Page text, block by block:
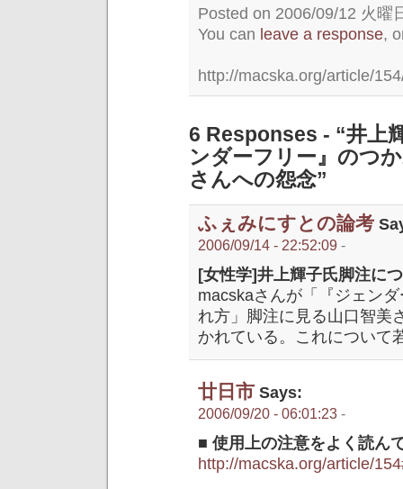
Posted on 2006/09/12 火曜
You can leave a response,
http://macska.org/article/
6 Responses - “井上
ンダーフリー』のつ
さんへの怨念”
ふぇみにすとの論考
2006/09/14 - 22:52:09 -
[女性学]井上輝子氏脚注に
macskaさんが「『ジェン
れ方」脚注に見る山口智美
かれている。これについて
廿日市 Says:
2006/09/20 - 06:01:23 -
■ 使用上の注意をよく読ん
http://macska.org/article/